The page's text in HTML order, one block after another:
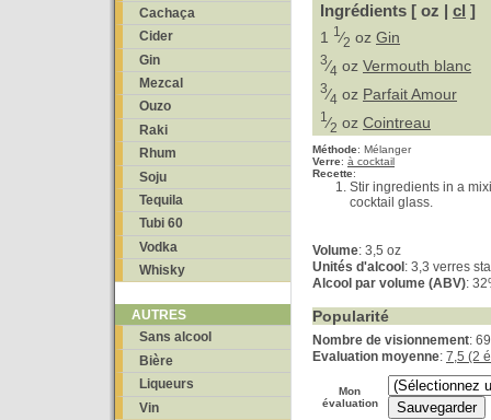
Cachaça
Cider
Gin
Mezcal
Ouzo
Raki
Rhum
Soju
Tequila
Tubi 60
Vodka
Whisky
AUTRES
Sans alcool
Bière
Liqueurs
Vin
Ingrédients [ oz | cl ]
1 1 ⁄2 oz Gin
3⁄4 oz Vermouth blanc
3⁄4 oz Parfait Amour
1 ⁄2 oz Cointreau
Méthode: Mélanger
Verre: à cocktail
Recette:
Stir ingredients in a
cocktail glass.
Volume: 3,5 oz
Unités d'alcool : 3,3 verres
Alcool par volume (ABV):
Popularité
Nombre de visionnement:
Evaluation moyenne: 7,5 (2
Mon
évaluation